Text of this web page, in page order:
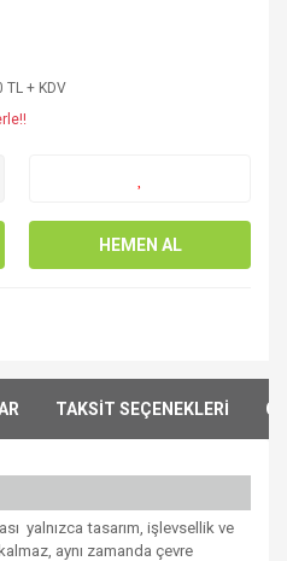
TL + KDV
HEMEN AL
TAKSİT SEÇENEKLERİ
yalnızca tasarım, işlevsellik ve
aynı zamanda çevre